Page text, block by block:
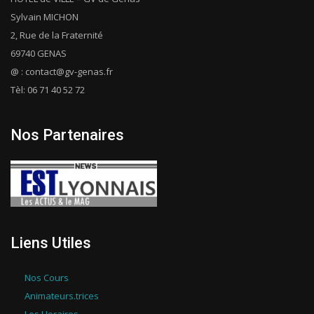
Sylvain MICHON
2, Rue de la Fraternité
69740 GENAS
@ : contact@gv-genas.fr
Tèl: 06 71 40 52 72
Nos Partenaires
Liens Utiles
Nos Cours
Animateurs.trices